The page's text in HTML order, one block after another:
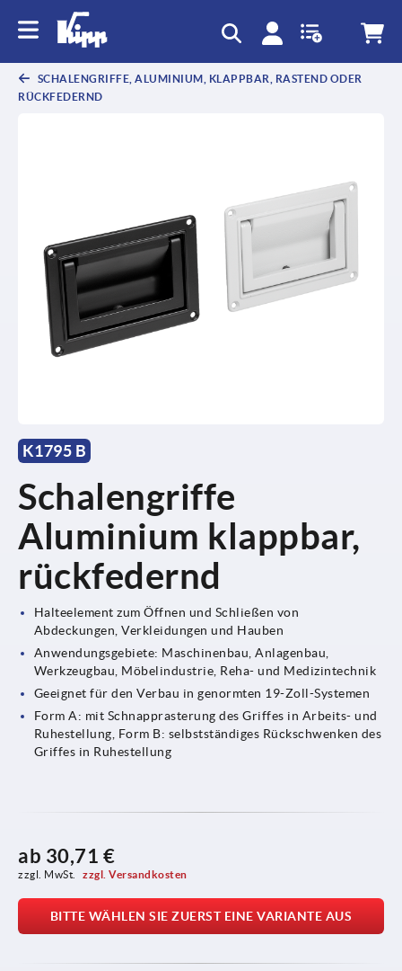
SCHALENGRIFFE, ALUMINIUM, KLAPPBAR, RASTEND ODER
RÜCKFEDERND
K1795 B
Schalengriffe
Aluminium klappbar,
rückfedernd
Halteelement zum Öffnen und Schließen von
Abdeckungen, Verkleidungen und Hauben
Anwendungsgebiete: Maschinenbau, Anlagenbau,
Werkzeugbau, Möbelindustrie, Reha- und Medizintechnik
Geeignet für den Verbau in genormten 19-Zoll-Systemen
Form A: mit Schnapprasterung des Griffes in Arbeits- und
Ruhestellung, Form B: selbstständiges Rückschwenken des
Griffes in Ruhestellung
ab 30,71 €
zzgl. MwSt. zzgl. Versandkosten
BITTE WÄHLEN SIE ZUERST EINE VARIANTE AUS